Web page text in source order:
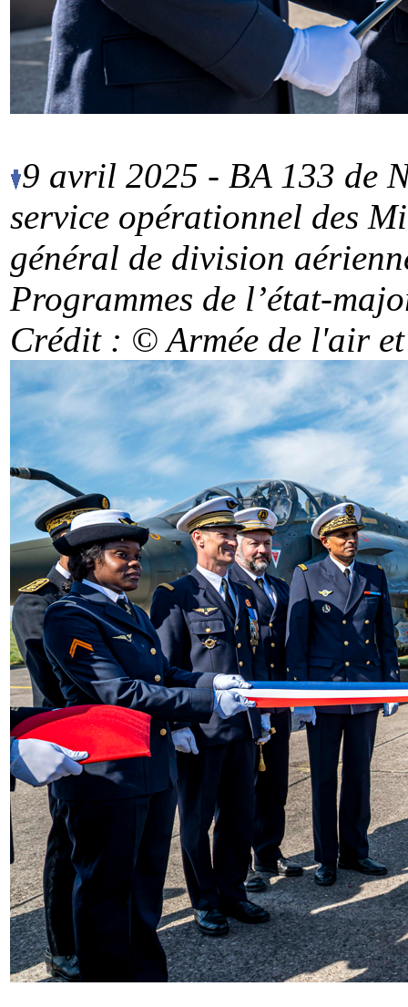
9 avril 2025 - BA 133 de
service opérationnel des
général de division
Programmes de l’état-
Crédit : © Armée de l'air